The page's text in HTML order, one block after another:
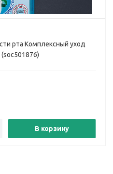
рта Комплексный уход
В корзину